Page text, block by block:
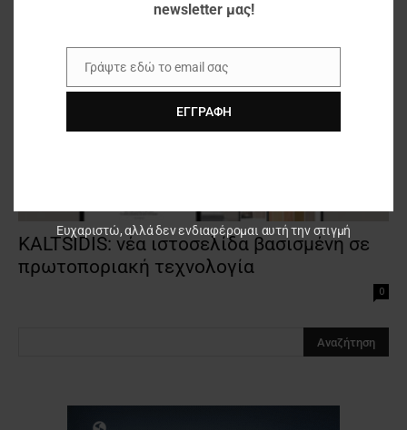
KALTSIDIS: νέα ιστοσελίδα βασισμένη σε
πρωτοποριακή τεχνολογία
0
newsletter μας!
Email
Γράψτε εδώ το email σας
ΕΓΓΡΑΦΉ
Ευχαριστώ, αλλά δεν ενδιαφέρομαι αυτή την στιγμή